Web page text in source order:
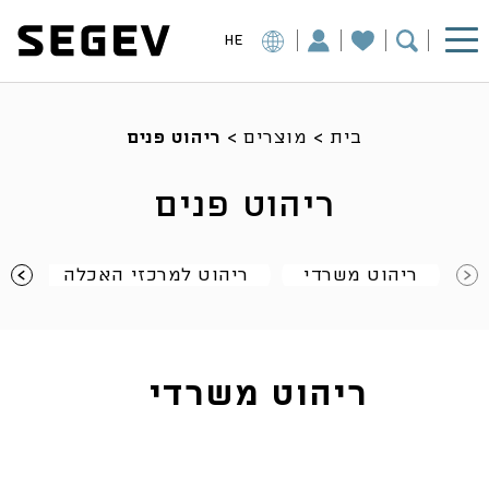
HE
בית > מוצרים> ריהוט פנים
ריהוט פנים
ריהוט משרדי ריהוט למרכזי האכלה
ריהוט משרדי